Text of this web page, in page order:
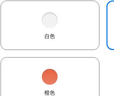
白色
橙色